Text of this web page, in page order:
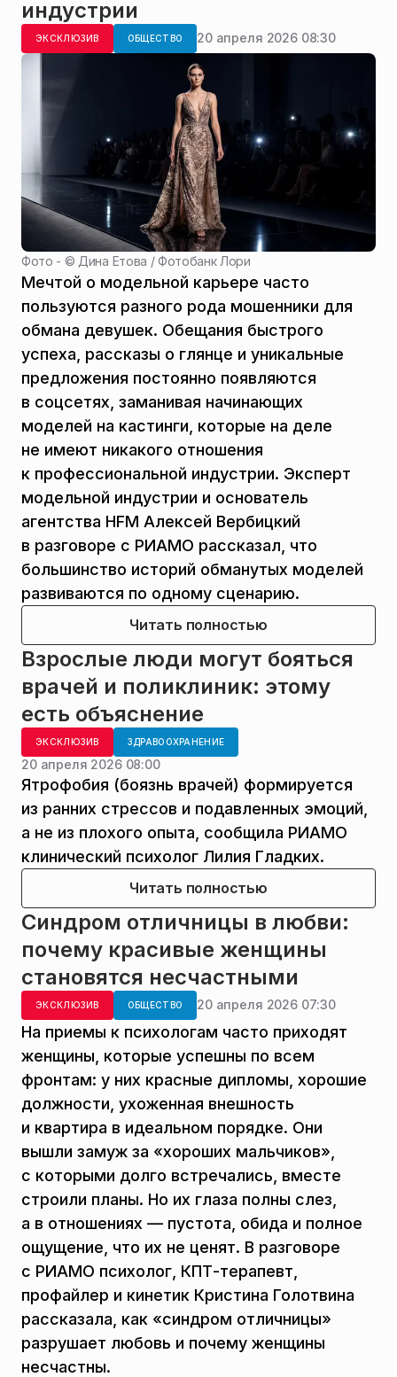
индустрии
ЭКСКЛЮЗИВ ОБЩЕСТВО 20 апреля 2026 08:30
Фото - © Дина Етова / Фотобанк Лори
Мечтой о модельной карьере часто
пользуются разного рода мошенники для
обмана девушек. Обещания быстрого
успеха, рассказы о глянце и уникальные
предложения постоянно появляются
в соцсетях, заманивая начинающих
моделей на кастинги, которые на деле
не имеют никакого отношения
к профессиональной индустрии. Эксперт
модельной индустрии и основатель
агентства HFM Алексей Вербицкий
в разговоре с РИАМО рассказал, что
большинство историй обманутых моделей
развиваются по одному сценарию.
Читать полностью
Взрослые люди могут бояться
врачей и поликлиник: этому
есть объяснение
ЭКСКЛЮЗИВ ЗДРАВООХРАНЕНИЕ
20 апреля 2026 08:00
Ятрофобия (боязнь врачей) формируется
из ранних стрессов и подавленных эмоций,
а не из плохого опыта, сообщила РИАМО
клинический психолог Лилия Гладких.
Читать полностью
Синдром отличницы в любви:
почему красивые женщины
становятся несчастными
ЭКСКЛЮЗИВ ОБЩЕСТВО 20 апреля 2026 07:30
На приемы к психологам часто приходят
женщины, которые успешны по всем
фронтам: у них красные дипломы, хорошие
должности, ухоженная внешность
и квартира в идеальном порядке. Они
вышли замуж за «хороших мальчиков»,
с которыми долго встречались, вместе
строили планы. Но их глаза полны слез,
а в отношениях — пустота, обида и полное
ощущение, что их не ценят. В разговоре
с РИАМО психолог, КПТ-терапевт,
профайлер и кинетик Кристина Голотвина
рассказала, как «синдром отличницы»
разрушает любовь и почему женщины
несчастны.